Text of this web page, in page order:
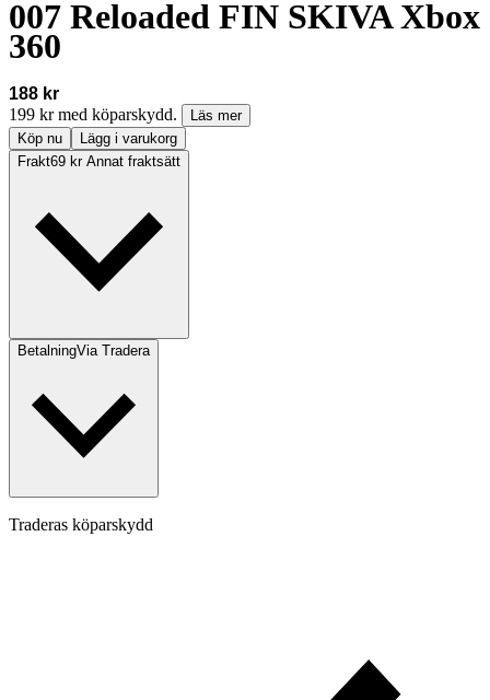
007 Reloaded FIN SKIVA Xbox
360
188 kr
199 kr med köparskydd.
Läs mer
Köp nu
Lägg i varukorg
Frakt69 kr Annat fraktsätt
BetalningVia Tradera
Traderas köparskydd